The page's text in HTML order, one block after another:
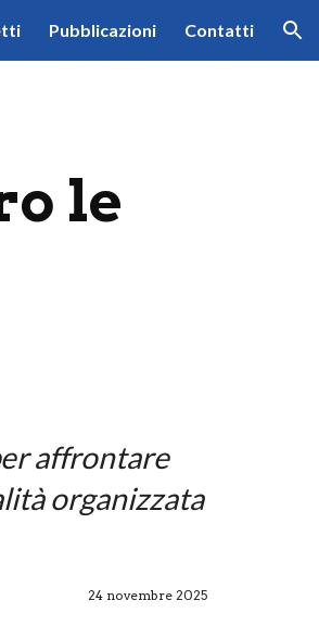
Pubblicazioni Contatti
le
affrontare
organizzata
24 novembre 2025